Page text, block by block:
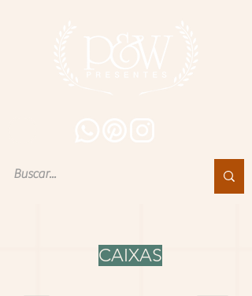
CAIXAS